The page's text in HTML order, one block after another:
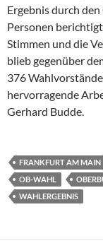
Ergebnis durch
Personen
Stimmen und die
blieb gegenüber
376
hervorragende
Gerhard Budde.
FRANKFURT AM MAIN
OB-WAHL
WAHLERGEBNIS